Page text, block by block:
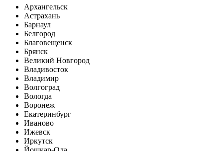
Архангельск
Астрахань
Барнаул
Белгород
Благовещенск
Брянск
Великий Новгород
Владивосток
Владимир
Волгоград
Вологда
Воронеж
Екатеринбург
Иваново
Ижевск
Иркутск